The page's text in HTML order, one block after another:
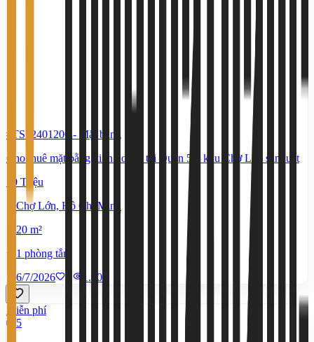
#TS52401200 -
Mặt bằng
Cho thuê mặt bằng kinh doanh tại Quận 5 – khu Chợ Lớn sầm uất
10 Triệu
Chợ Lớn, Hồ Chí Minh
20 m²
1 phòng tắm
6/7/2026
1.406
Miễn phí
5